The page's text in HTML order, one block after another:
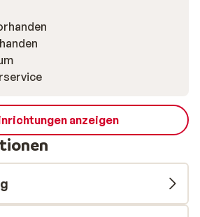
Ihre täglichen Einkäufe
Küche die leckersten Gerichte
aufs Kochen? Nur 200 Meter
Restaurant.
anzeigen